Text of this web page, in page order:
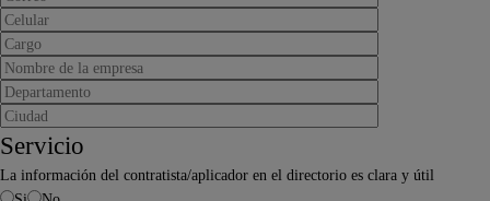
Servicio
La información del contratista/aplicador en el directorio es clara y útil